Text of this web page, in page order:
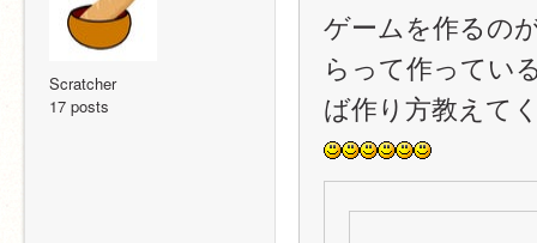
Scratcher
17 posts
ゲームを作るの
らって作ってい
ば作り方教えて